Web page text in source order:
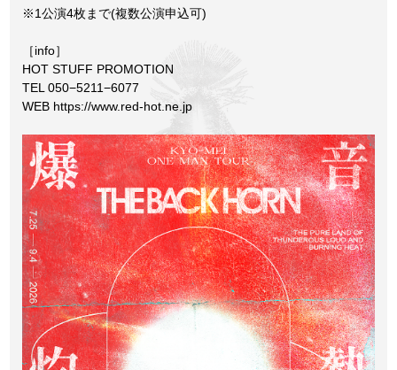
※1公演4枚まで(複数公演申込可)
［info］
TEL 050−5211−6077
WEB https://www.red-hot.ne.jp